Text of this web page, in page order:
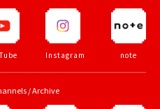
Instagram note
/ Archive